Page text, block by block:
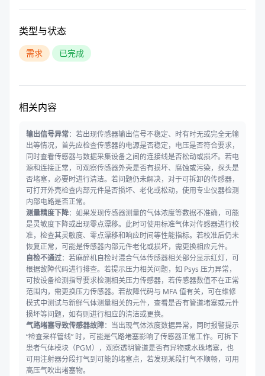
类型与状态
需求 已完成
相关内容
输出信号异常：若出现传感器输出信号不稳定、时有时无或完全无输
出等情况，首先应检查传感器的电源是否稳定，电压是否符合要求，
同时查看传感器与数据采集设备之间的连接线是否松动或损坏。若电
源和连接正常，可观察传感器外壳是否有损坏、腐蚀或污染，探头是
否堵塞，必要时进行清洁。若问题仍未解决，对于可拆卸的传感器，
可打开外壳检查内部元件是否损坏、老化或松动，使用专业仪器检测
内部电路是否正常。
测量精度下降：如果发现传感器测量的气体浓度等数据不准确，可能
是灵敏度下降或出现零点漂移。此时可使用标准气体对传感器进行校
准，检查其灵敏度、零点漂移和响应时间等性能指标。若校准后仍未
恢复正常，可能是传感器内部元件老化或损坏，需更换相应元件。
自检不通过：若麻醉机自检时混合气体传感器相关部分显示红灯，可
根据故障代码进行排查。若提示压力相关问题，如 Psys 压力异常，
可按设备检测指导要求检测相关压力传感器，若传感器数值不在正常
范围内，需更换压力传感器。若故障代码与 MFA 值有关，可在维修
模式中测试与新鲜气体测量相关的元件，查看是否有管道堵塞或元件
损坏等问题，如有则进行相应的清洁或更换。
气路堵塞导致传感器故障：当出现气体浓度数据异常，同时报警提示
“检查采样管线” 时，可能是气路堵塞影响了传感器正常工作。可拆下
患者气体模块（PGM），观察透明管道是否有异物或水珠堵塞，也
可用注射器分段打气到可能的堵塞点，若发现某段打气不顺畅，可用
高压气吹出堵塞物。